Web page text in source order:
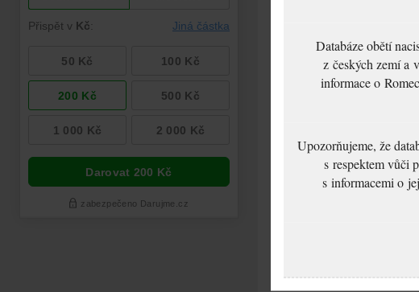
Databáze obětí
z českých zemí a
informace o
Upozorňujeme, že
s respektem vůči
s informacemi o